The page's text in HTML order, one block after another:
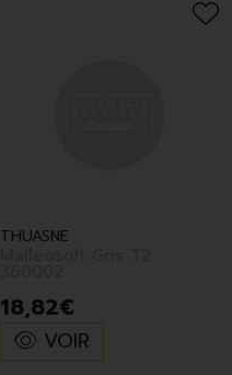
THUASNE
18,82€
VOIR